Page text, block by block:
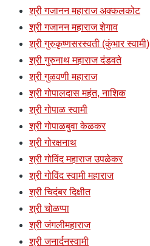
श्री गजानन महाराज अक्कलकोट
श्री गजानन महाराज शेगाव
श्री गुरुकृष्णसरस्वती (कुंभार स्वामी)
श्री गुरुनाथ महाराज दंडवते
श्री गुळवणी महाराज
श्री गोपालदास महंत, नाशिक
श्री गोपाळ स्वामी
श्री गोपाळबुवा केळकर
श्री गोरक्षनाथ
श्री गोविंद महाराज उपळेकर
श्री गोविंद स्वामी महाराज
श्री चिदंबर दिक्षीत
श्री चोळप्पा
श्री जंगलीमहाराज
श्री जनार्दनस्वामी